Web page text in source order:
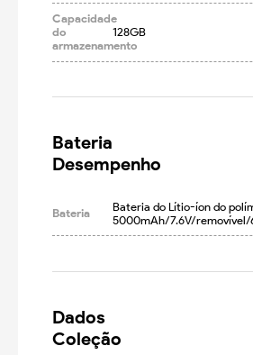
Capacidade
do
armazenamento
128GB
Bateria
Desempenho
Bateria
Bateria do Lítio-íon do
5000mAh/7.6V/removível/
Dados
Coleção